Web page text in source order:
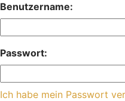
Benutzername:
Passwort:
Ich habe mein Passwort